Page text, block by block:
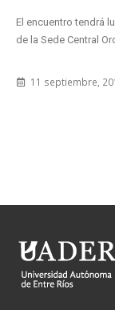
En oportunidad de
Decano Lic. Marino
26 abril, 2013